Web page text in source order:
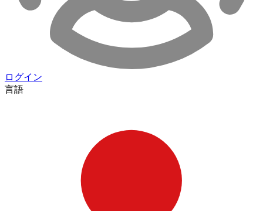
ログイン
言語